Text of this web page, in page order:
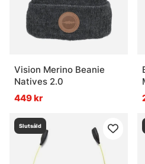
Vision Merino Beanie
Natives 2.0
449 kr
Slutsåld